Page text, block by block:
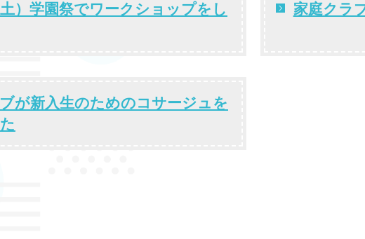
）学園祭でワークショップをし
家庭クラ
が新入生のためのコサージュを